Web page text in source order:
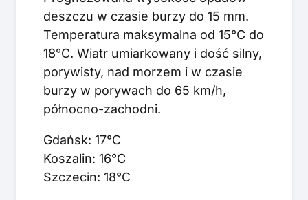
deszczu w czasie burzy do 15 mm.
Temperatura maksymalna od 15°C do
18°C. Wiatr umiarkowany i dość silny,
porywisty, nad morzem i w czasie
burzy w porywach do 65 km/h,
północno-zachodni.
Gdańsk: 17°C
Koszalin: 16°C
Szczecin: 18°C